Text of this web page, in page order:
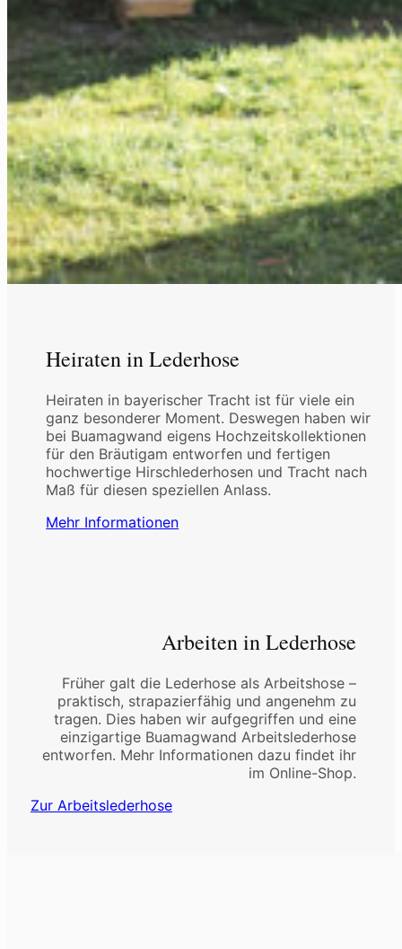
Heiraten in Lederhose
Heiraten in bayerischer Tracht ist für viele ein
ganz besonderer Moment. Deswegen haben wir
bei Buamagwand eigens Hochzeitskollektionen
für den Bräutigam entworfen und fertigen
hochwertige Hirschlederhosen und Tracht nach
Maß für diesen speziellen Anlass.
Mehr Informationen
Arbeiten in Lederhose
Früher galt die Lederhose als Arbeitshose –
praktisch, strapazierfähig und angenehm zu
tragen. Dies haben wir aufgegriffen und eine
einzigartige Buamagwand Arbeitslederhose
entworfen. Mehr Informationen dazu findet ihr
im Online-Shop.
Zur Arbeitslederhose